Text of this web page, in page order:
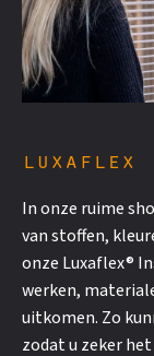
luxaflex
In onze ruime
van stoffen,
onze Luxaflex®
werken,
uitkomen. Zo
zodat u zeker